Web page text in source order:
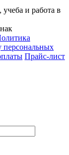
и работа в
персональных
Прайс-лист